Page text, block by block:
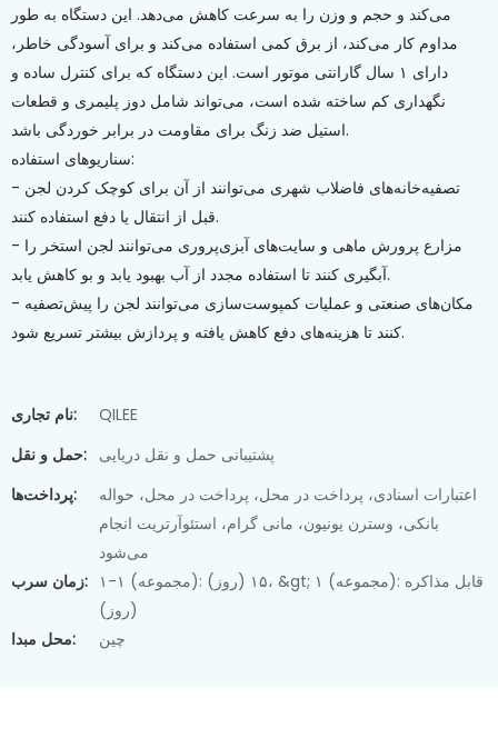
می‌کند و حجم و وزن را به سرعت کاهش می‌دهد. این دستگاه به طور
مداوم کار می‌کند، از برق کمی استفاده می‌کند و برای آسودگی خاطر،
دارای ۱ سال گارانتی موتور است. این دستگاه که برای کنترل ساده و
نگهداری کم ساخته شده است، می‌تواند شامل دوز پلیمری و قطعات
استیل ضد زنگ برای مقاومت در برابر خوردگی باشد.
سناریوهای استفاده:
- تصفیه‌خانه‌های فاضلاب شهری می‌توانند از آن برای کوچک کردن لجن
قبل از انتقال یا دفع استفاده کنند.
- مزارع پرورش ماهی و سایت‌های آبزی‌پروری می‌توانند لجن استخر را
آبگیری کنند تا استفاده مجدد از آب بهبود یابد و بو کاهش یابد.
- مکان‌های صنعتی و عملیات کمپوست‌سازی می‌توانند لجن را پیش‌تصفیه
کنند تا هزینه‌های دفع کاهش یافته و پردازش بیشتر تسریع شود.
نام تجاری:
QILEE
حمل و نقل: پشتیبانی حمل و نقل دریایی
پرداخت‌ها:
اعتبارات اسنادی، پرداخت در محل، پرداخت در محل، حواله
بانکی، وسترن یونیون، مانی گرام، استئوآرتریت انجام
می‌شود
زمان سرب: ۱-۱ (مجموعه): ۱۵ (روز)، &gt; ۱ (مجموعه): قابل مذاکره
(روز)
محل مبدا:
چین